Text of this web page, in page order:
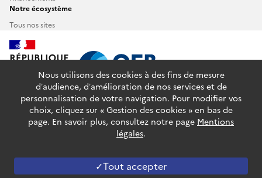
Notre écosystème
Tous nos sites
info.gouv.fr service-public.fr
legifrance.gouv.fr
data.gouv.fr
Mentions légales Données personnelles Gestion des cookies
Nous utilisons des cookies à des fins de mesure
d’audience, d’amélioration de nos services et de
personnalisation de votre navigation. Pour modifier vos
choix, cliquez sur « Gestion des cookies » en bas de
page. En savoir plus, consultez notre page Mentions
légales.
Tout accepter